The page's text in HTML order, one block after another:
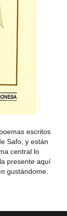
escritos
Safo, y están
central lo
presente aquí
gustándome.